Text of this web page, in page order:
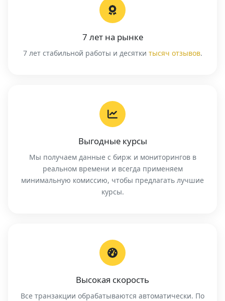
7 лет на рынке
7 лет стабильной работы и десятки тысяч отзывов.
Выгодные курсы
Мы получаем данные с бирж и мониторингов в
реальном времени и всегда применяем
минимальную комиссию, чтобы предлагать лучшие
курсы.
Высокая скорость
Все транзакции обрабатываются автоматически. По